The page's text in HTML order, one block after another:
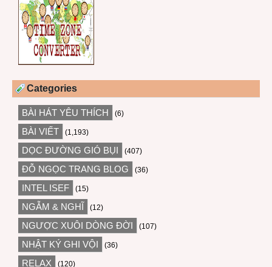
Categories
BÀI HÁT YÊU THÍCH (6)
BÀI VIẾT (1,193)
DỌC ĐƯỜNG GIÓ BỤI (407)
ĐỖ NGỌC TRANG BLOG (36)
INTEL ISEF (15)
NGẪM & NGHĨ (12)
NGƯỢC XUÔI DÒNG ĐỜI (107)
NHẬT KÝ GHI VỘI (36)
RELAX (120)